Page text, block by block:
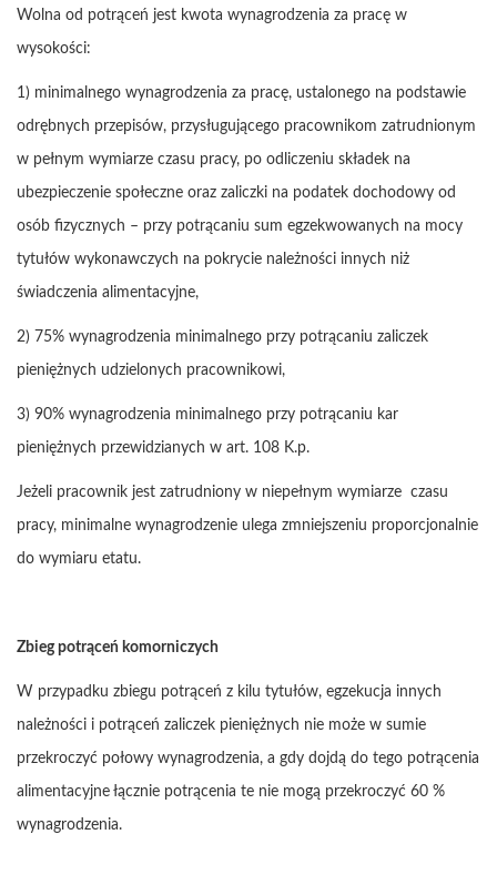
Wolna od potrąceń jest kwota wynagrodzenia za pracę w
wysokości:
1) minimalnego wynagrodzenia za pracę, ustalonego na podstawie
odrębnych przepisów, przysługującego pracownikom zatrudnionym
w pełnym wymiarze czasu pracy, po odliczeniu składek na
ubezpieczenie społeczne oraz zaliczki na podatek dochodowy od
osób fizycznych – przy potrącaniu sum egzekwowanych na mocy
tytułów wykonawczych na pokrycie należności innych niż
świadczenia alimentacyjne,
2) 75% wynagrodzenia minimalnego przy potrącaniu zaliczek
pieniężnych udzielonych pracownikowi,
3) 90% wynagrodzenia minimalnego przy potrącaniu kar
pieniężnych przewidzianych w art. 108 K.p.
Jeżeli pracownik jest zatrudniony w niepełnym wymiarze czasu
pracy, minimalne wynagrodzenie ulega zmniejszeniu proporcjonalnie
do wymiaru etatu.
Zbieg potrąceń komorniczych
W przypadku zbiegu potrąceń z kilu tytułów, egzekucja innych
należności i potrąceń zaliczek pieniężnych nie może w sumie
przekroczyć połowy wynagrodzenia, a gdy dojdą do tego potrącenia
alimentacyjne łącznie potrącenia te nie mogą przekroczyć 60 %
wynagrodzenia.